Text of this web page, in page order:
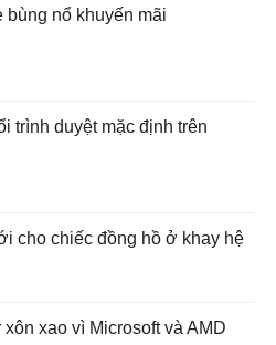
bùng nổ khuyến mãi
trình duyệt mặc định trên
cho chiếc đồng hồ ở khay hệ
xao vì Microsoft và AMD